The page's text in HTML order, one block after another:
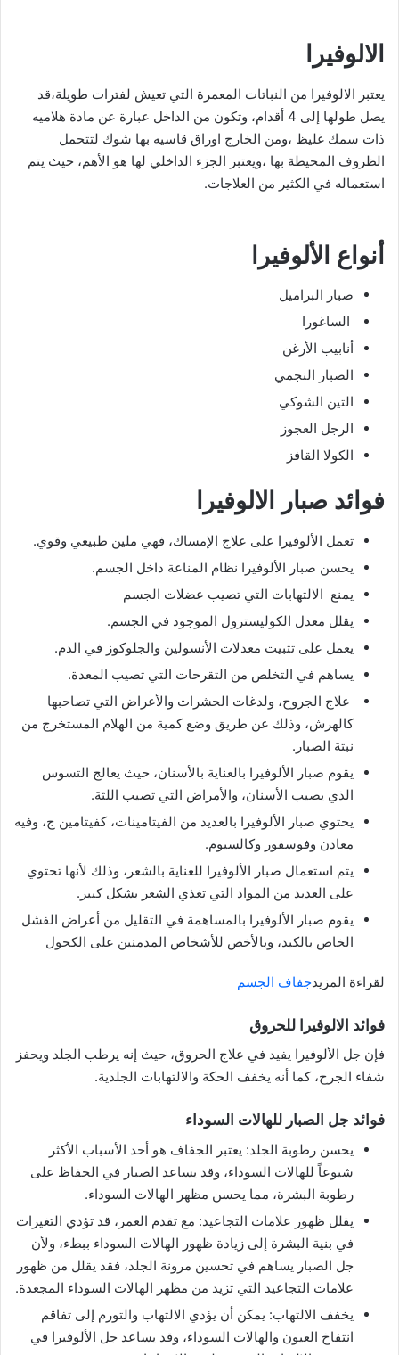
الالوفيرا
يعتبر الالوفيرا من النباتات المعمرة التي تعيش لفترات طويلة،قد
يصل طولها إلى 4 أقدام، وتكون من الداخل عبارة عن مادة هلاميه
ذات سمك غليظ ،ومن الخارج اوراق قاسيه بها شوك لتتحمل
الظروف المحيطة بها ،ويعتبر الجزء الداخلي لها هو الأهم، حيث يتم
استعماله في الكثير من العلاجات.
أنواع الألوفيرا
صبار البراميل
الساغورا
أنابيب الأرغن
الصبار النجمي
التين الشوكي
الرجل العجوز
الكولا القافز
فوائد صبار الالوفيرا
تعمل الألوفيرا على علاج الإمساك، فهي ملين طبيعي وقوي.
يحسن صبار الألوفيرا نظام المناعة داخل الجسم.
يمنع الالتهابات التي تصيب عضلات الجسم
يقلل معدل الكوليسترول الموجود في الجسم.
يعمل على تثبيت معدلات الأنسولين والجلوكوز في الدم.
يساهم في التخلص من التقرحات التي تصيب المعدة.
علاج الجروح، ولدغات الحشرات والأعراض التي تصاحبها
كالهرش، وذلك عن طريق وضع كمية من الهلام المستخرج من
نبتة الصبار.
يقوم صبار الألوفيرا بالعناية بالأسنان، حيث يعالج التسوس
الذي يصيب الأسنان، والأمراض التي تصيب اللثة.
يحتوي صبار الألوفيرا بالعديد من الفيتامينات، كفيتامين ج، وفيه
معادن وفوسفور وكالسيوم.
يتم استعمال صبار الألوفيرا للعناية بالشعر، وذلك لأنها تحتوي
على العديد من المواد التي تغذي الشعر بشكل كبير.
يقوم صبار الألوفيرا بالمساهمة في التقليل من أعراض الفشل
الخاص بالكبد، وبالأخص للأشخاص المدمنين على الكحول
لقراءة المزيدجفاف الجسم
فوائد الالوفيرا للحروق
فإن جل الألوفيرا يفيد في علاج الحروق، حيث إنه يرطب الجلد ويحفز
شفاء الجرح، كما أنه يخفف الحكة والالتهابات الجلدية.
فوائد جل الصبار للهالات السوداء
يحسن رطوبة الجلد: يعتبر الجفاف هو أحد الأسباب الأكثر
شيوعاً للهالات السوداء، وقد يساعد الصبار في الحفاظ على
رطوبة البشرة، مما يحسن مظهر الهالات السوداء.
يقلل ظهور علامات التجاعيد: مع تقدم العمر، قد تؤدي التغيرات
في بنية البشرة إلى زيادة ظهور الهالات السوداء ببطء، ولأن
جل الصبار يساهم في تحسين مرونة الجلد، فقد يقلل من ظهور
علامات التجاعيد التي تزيد من مظهر الهالات السوداء المجعدة.
يخفف الالتهاب: يمكن أن يؤدي الالتهاب والتورم إلى تفاقم
انتفاخ العيون والهالات السوداء، وقد يساعد جل الألوفيرا في